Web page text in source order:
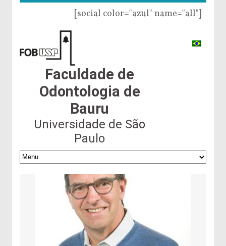
[social color="azul" name="all"]
Faculdade de
Odontologia de
Bauru
Universidade de São
Paulo